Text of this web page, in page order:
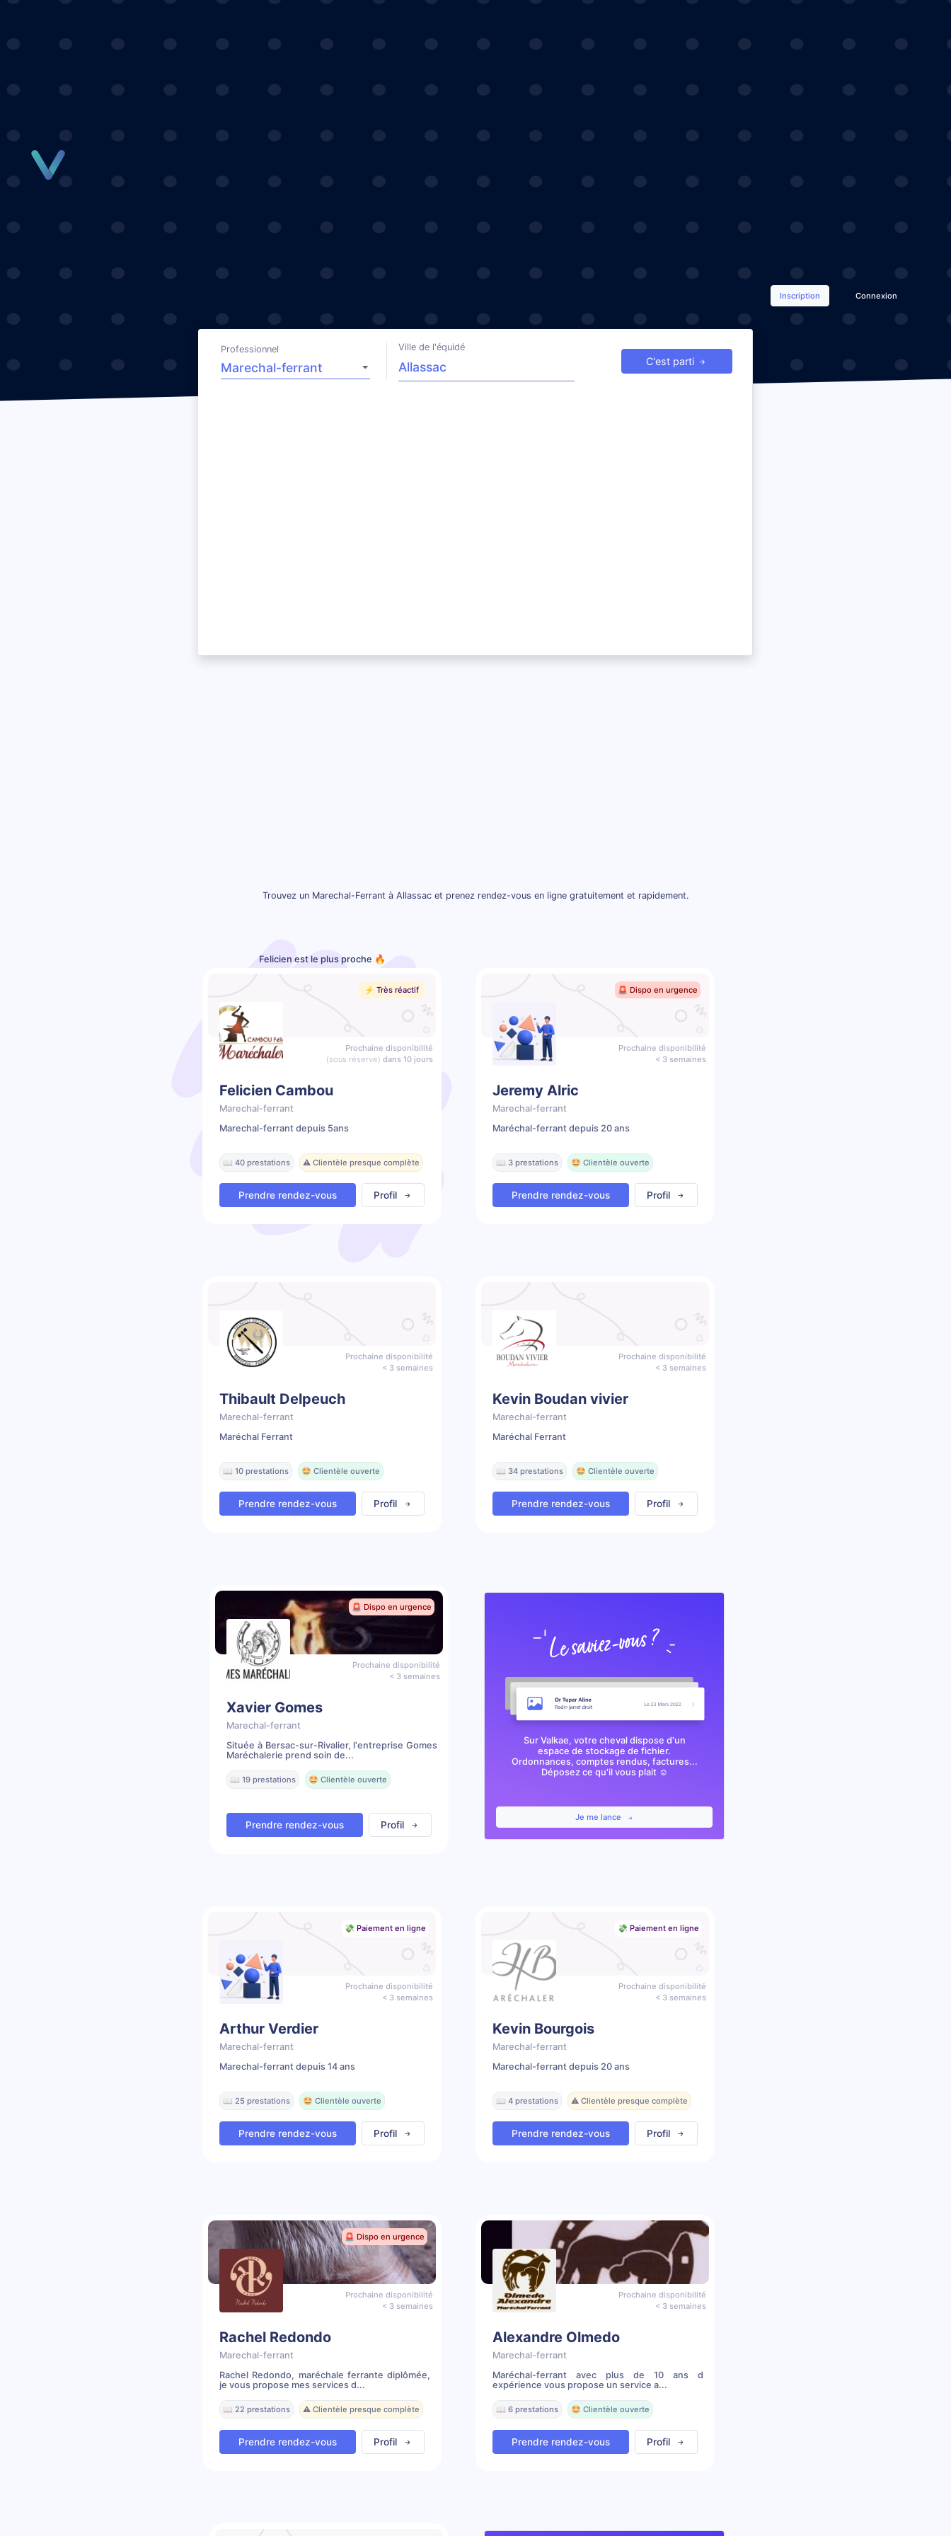
Inscription Connexion
Professionnel Ville de l'équidé
C'est parti
Trouvez un Marechal-Ferrant à Allassac et prenez rendez-vous en ligne gratuitement et rapidement.
Felicien est le plus proche 🔥
⚡️ Très réactif
Prochaine disponibilité
(sous réserve) dans 10 jours
Felicien Cambou
Marechal-ferrant
Marechal-ferrant depuis 5ans
📖 40 prestations ⚠️ Clientèle presque complète
Prendre rendez-vous Profil
🚨 Dispo en urgence
Prochaine disponibilité
< 3 semaines
Jeremy Alric
Marechal-ferrant
Maréchal-ferrant depuis 20 ans
📖 3 prestations 🤩 Clientèle ouverte
Prendre rendez-vous Profil
Prochaine disponibilité
< 3 semaines
Thibault Delpeuch
Marechal-ferrant
Maréchal Ferrant
📖 10 prestations 🤩 Clientèle ouverte
Prendre rendez-vous Profil
Prochaine disponibilité
< 3 semaines
Kevin Boudan vivier
Marechal-ferrant
Maréchal Ferrant
📖 34 prestations 🤩 Clientèle ouverte
Prendre rendez-vous Profil
🚨 Dispo en urgence
Prochaine disponibilité
< 3 semaines
Xavier Gomes
Marechal-ferrant
Située à Bersac-sur-Rivalier, l'entreprise Gomes
Maréchalerie prend soin de...
📖 19 prestations 🤩 Clientèle ouverte
Prendre rendez-vous Profil
Sur Valkae, votre cheval dispose d'un
espace de stockage de fichier.
Ordonnances, comptes rendus, factures...
Déposez ce qu'il vous plait ☺️
Je me lance
💸 Paiement en ligne
Prochaine disponibilité
< 3 semaines
Arthur Verdier
Marechal-ferrant
Marechal-ferrant depuis 14 ans
📖 25 prestations 🤩 Clientèle ouverte
Prendre rendez-vous Profil
💸 Paiement en ligne
Prochaine disponibilité
< 3 semaines
Kevin Bourgois
Marechal-ferrant
Marechal-ferrant depuis 20 ans
📖 4 prestations ⚠️ Clientèle presque complète
Prendre rendez-vous Profil
🚨 Dispo en urgence
Prochaine disponibilité
< 3 semaines
Rachel Redondo
Marechal-ferrant
Rachel Redondo, maréchale ferrante diplômée,
je vous propose mes services d...
📖 22 prestations ⚠️ Clientèle presque complète
Prendre rendez-vous Profil
Prochaine disponibilité
< 3 semaines
Alexandre Olmedo
Marechal-ferrant
Maréchal-ferrant avec plus de 10 ans d
expérience vous propose un service a...
📖 6 prestations 🤩 Clientèle ouverte
Prendre rendez-vous Profil